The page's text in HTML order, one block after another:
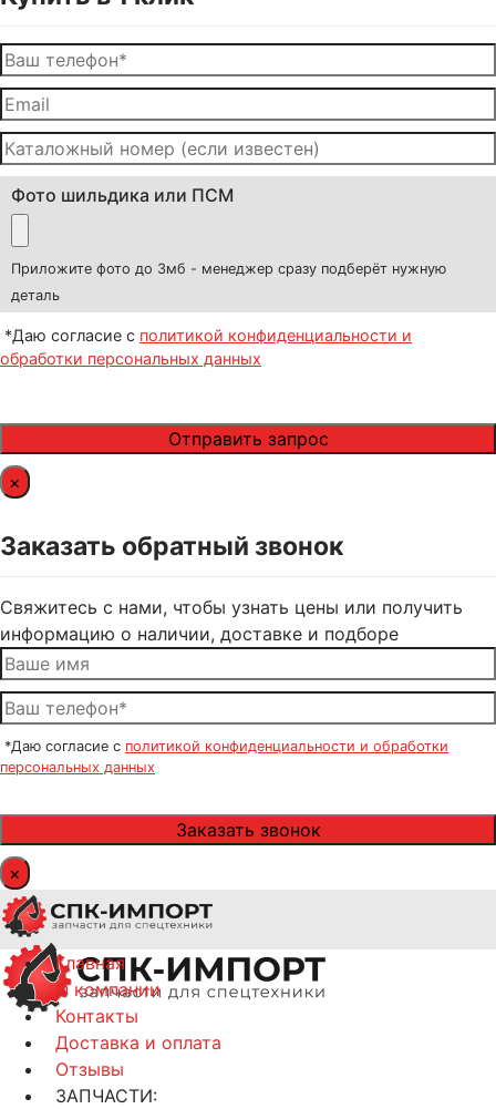
Фото шильдика или ПСМ
Приложите фото до 3мб - менеджер сразу подберёт нужную
деталь
*Даю согласие с политикой конфиденциальности и
обработки персональных данных
×
Заказать обратный звонок
Свяжитесь с нами, чтобы узнать цены или получить
информацию о наличии, доставке и подборе
*Даю согласие с политикой конфиденциальности и обработки
персональных данных
×
Главная
О компании
Контакты
Доставка и оплата
Отзывы
ЗАПЧАСТИ: